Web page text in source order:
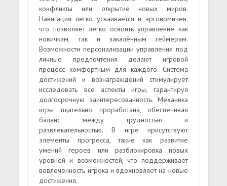
конфликты или открытие новых миров.
Навигация легко усваивается и эргономичен,
что позволяет легко освоить управление как
новичкам, так и закалённым геймерам.
Возможности персонализации управления под
личные предпочтения делают игровой
процесс комфортным для каждого. Система
достижений и вознаграждений стимулирует
исследовать все аспекты игры, гарантируя
долгосрочную заинтересованность. Механика
игры тщательно проработана, обеспечивая
баланс между трудностью и
развлекательностью. В игре присутствуют
элементы прогресса, такие как развитие
умений героев или разблокировка новых
уровней и возможностей, что поддерживает
вовлечённость игрока и вдохновляет на новые
достижения.